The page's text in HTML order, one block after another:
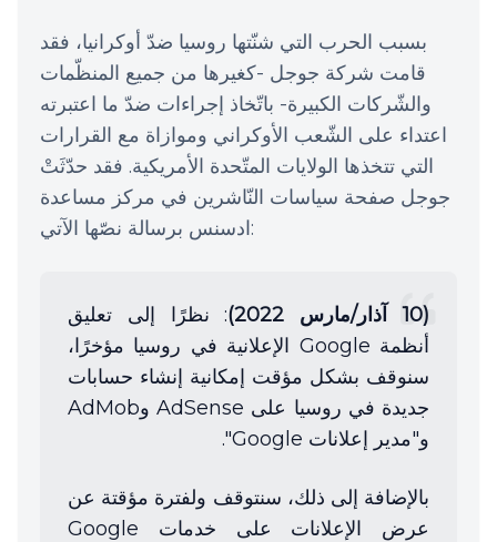
بسبب الحرب التي شنّتها روسيا ضدّ أوكرانيا، فقد
قامت شركة جوجل -كغيرها من جميع المنظّمات
والشّركات الكبيرة- باتّخاذ إجراءات ضدّ ما اعتبرته
اعتداء على الشّعب الأوكراني وموازاة مع القرارات
التي تتخذها الولايات المتّحدة الأمريكية. فقد حدّثَتْ
جوجل صفحة سياسات النّاشرين في مركز مساعدة
ادسنس برسالة نصّها الآتي:
(10 آذار/مارس 2022)
: نظرًا إلى تعليق
أنظمة Google الإعلانية في روسيا مؤخرًا،
سنوقف بشكل مؤقت إمكانية إنشاء حسابات
جديدة في روسيا على AdSense وAdMob
و"مدير إعلانات Google".
بالإضافة إلى ذلك، سنتوقف ولفترة مؤقتة عن
عرض الإعلانات على خدمات Google